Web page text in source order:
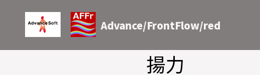
Advance/FrontFlow/red
揚力